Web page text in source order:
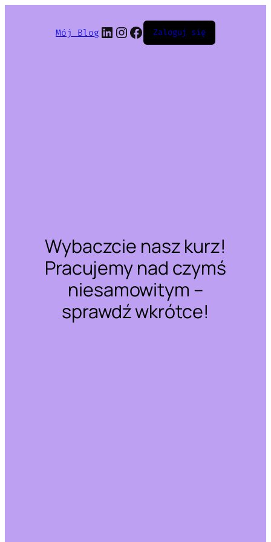
Mój Blog LinkedIn
Instagram
Facebook
Zaloguj się
Wybaczcie nasz kurz!
Pracujemy nad czymś
niesamowitym –
sprawdź wkrótce!